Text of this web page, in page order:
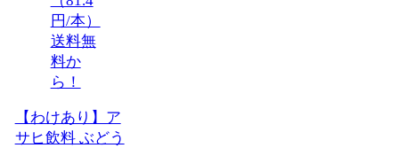
【わけあり】ア
サヒ飲料 ぶどう